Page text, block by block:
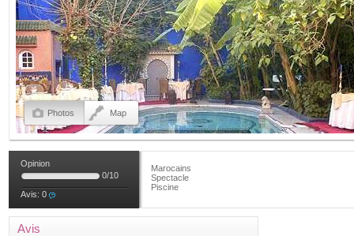
Photos Map
Opinion
0/10
Avis: 0
Marocains
Spectacle
Piscine
Avis